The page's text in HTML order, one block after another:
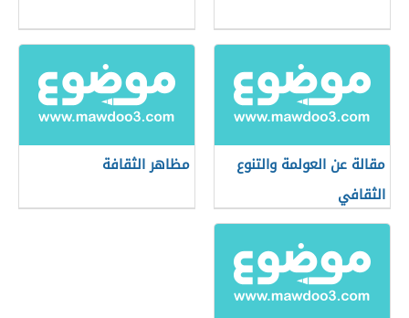
مقالة عن العولمة والتنوع
الثقافي
مظاهر الثقافة